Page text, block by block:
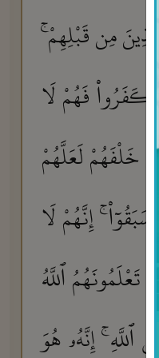
مِن قَبْلِهِمْ
كَفَرُوا۟ فَهُمْ لَا
خَلْفَهُمْ لَعَلَّهُمْ
إِنَّهُمْ لَا
ٱللَّهُ
ٱللَّهِ ۚ إِنَّهُۥ هُوَ